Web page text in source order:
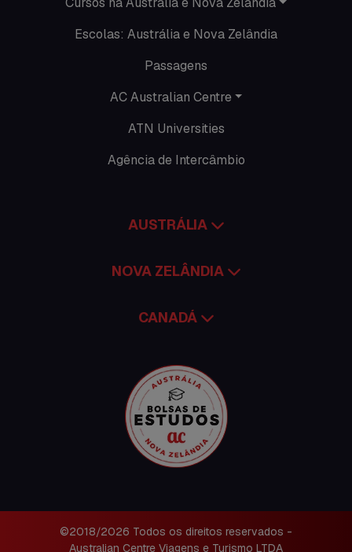
Promoções
Time Lapses
Escolas: Austrália e Nova Zelândia
Passagens
AC Australian Centre
ATN Universities
Agência de Intercâmbio
AUSTRÁLIA
NOVA ZELÂNDIA
CANADÁ
©2018/2026 Todos os direitos reservados -
Australian Centre Viagens e Turismo LTDA